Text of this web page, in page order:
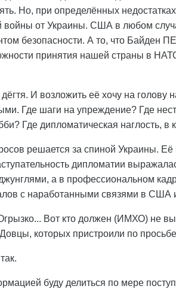
Но, при определённых
войны от Украины. США в любом
безопасности. А то, что Байден
принятия нашей страны в
И возложить её хочу на
Где шаги на упреждение? Где
Где дипломатическая наглость, в
решается за спиной Украины.
дипломатии
а в профессиональном
с наработанными связями в США
Вот кто должен (ИМХО) не
которых пристроили по
буду делиться по мере